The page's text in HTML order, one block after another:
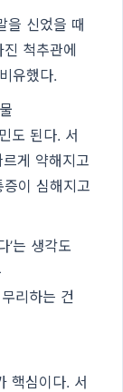
을 신었을 때
척추관에
유했다.
도 된다. 서
게 약해지고
이 심해지고
’는 생각도
리하는 건
핵심이다. 서